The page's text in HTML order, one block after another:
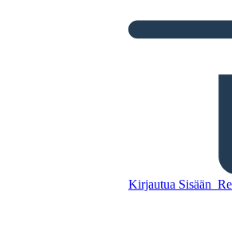
Kirjautua Sisään